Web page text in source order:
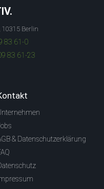
10315 Berlin
83 61-0
83 61-23
& Datenschutzerklärung